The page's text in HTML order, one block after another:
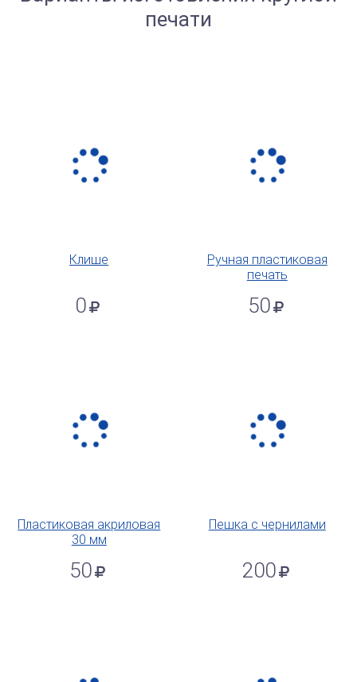
печати
Клише
0
Ручная пластиковая
печать
50
Пластиковая акриловая
30 мм
50
Пешка с чернилами
200